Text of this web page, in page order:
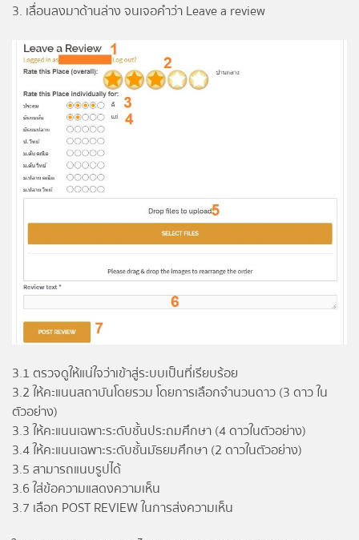
3. เลื่อนลงมาด้านล่าง จนเจอคำว่า Leave a review
3.1 ตรวจดูให้แน่ใจว่าเข้าสู่ระบบเป็นที่เรียบร้อย
3.2 ให้คะแนนสถาบันโดยรวม โดยการเลือกจำนวนดาว (3 ดาว ใน
ตัวอย่าง)
3.3 ให้คะแนนเฉพาะระดับชั้นประถมศึกษา (4 ดาวในตัวอย่าง)
3.4 ให้คะแนนเฉพาะระดับชั้นมัธยมศึกษา (2 ดาวในตัวอย่าง)
3.5 สามารถแนบรูปได้
3.6 ใส่ข้อความแสดงความเห็น
3.7 เลือก POST REVIEW ในการส่งความเห็น